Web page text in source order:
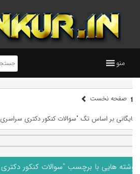
منو
صفحه نخست
بایگانی بر اساس تگ "سوالات کنکور دکتری سراسری 98 مهندسی عمران -سازه"